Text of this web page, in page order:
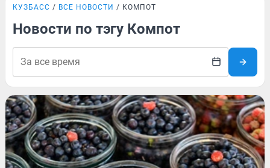
КУЗБАСС ВСЕ НОВОСТИ КОМПОТ
Новости по тэгу Компот